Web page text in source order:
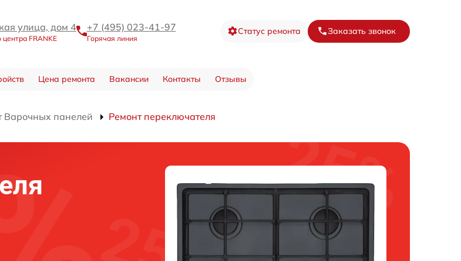
улица, дом 4
FRANKE
+7 (495) 023-41-97
Горячая линия
Статус ремонта Заказать звонок
Цена ремонта Вакансии Контакты Отзывы
Варочных панелей Ремонт переключателя